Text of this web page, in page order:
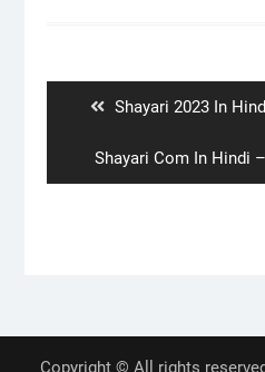
Previous
Shayari 2023 In
Next
post:
Shayari Com In Hindi –
Copyright © All rights